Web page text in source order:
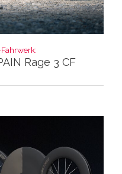
Rage 3 CF